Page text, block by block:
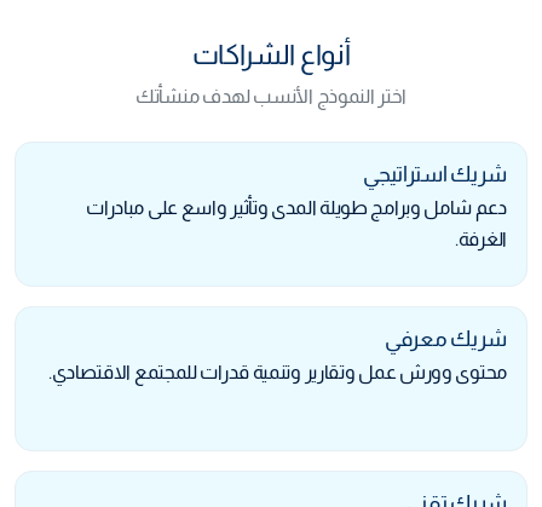
أنواع الشراكات
اختر النموذج الأنسب لهدف منشأتك
شريك استراتيجي
دعم شامل وبرامج طويلة المدى وتأثير واسع على مبادرات
الغرفة.
شريك معرفي
محتوى وورش عمل وتقارير وتنمية قدرات للمجتمع الاقتصادي.